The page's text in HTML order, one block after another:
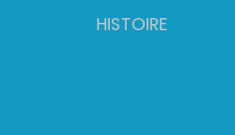
HISTOIRE